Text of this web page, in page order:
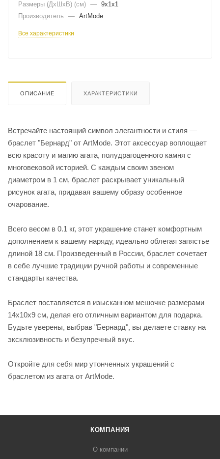
Размеры (ДxШxВ) (см) — 9х1х1
Производитель
— ArtMode
Все характеристики
ОПИСАНИЕ ХАРАКТЕРИСТИКИ
Встречайте настоящий символ элегантности и стиля —
браслет "Бернард" от ArtMode. Этот аксессуар воплощает
всю красоту и магию агата, полудрагоценного камня с
многовековой историей. С каждым своим звеном
диаметром в 1 см, браслет раскрывает уникальный
рисунок агата, придавая вашему образу особенное
очарование.
Всего весом в 0.1 кг, этот украшение станет комфортным
дополнением к вашему наряду, идеально облегая запястье
длиной 18 см. Произведенный в России, браслет сочетает
в себе лучшие традиции ручной работы и современные
стандарты качества.
Браслет поставляется в изысканном мешочке размерами
14х10х9 см, делая его отличным вариантом для подарка.
Будьте уверены, выбрав "Бернард", вы делаете ставку на
эксклюзивность и безупречный вкус.
Откройте для себя мир утонченных украшений с
браслетом из агата от ArtMode.
КОМПАНИЯ
О компании